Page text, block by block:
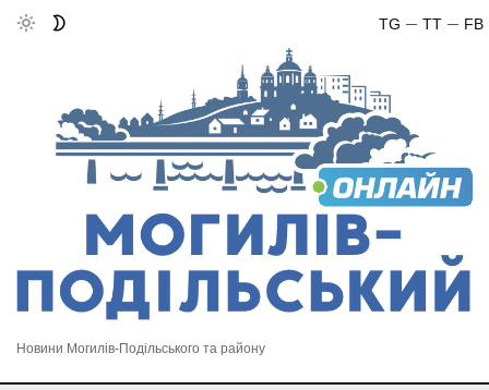
FB
TT
TG
Новини Могилів-Подільського та району